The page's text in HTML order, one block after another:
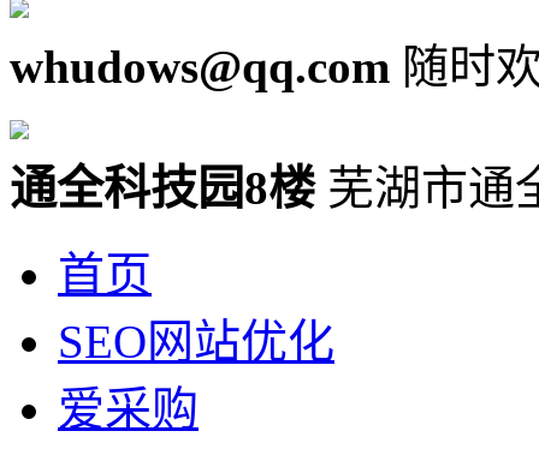
whudows@qq.com 随时
通全科技园8楼 芜湖市通
首页
SEO网站优化
爱采购